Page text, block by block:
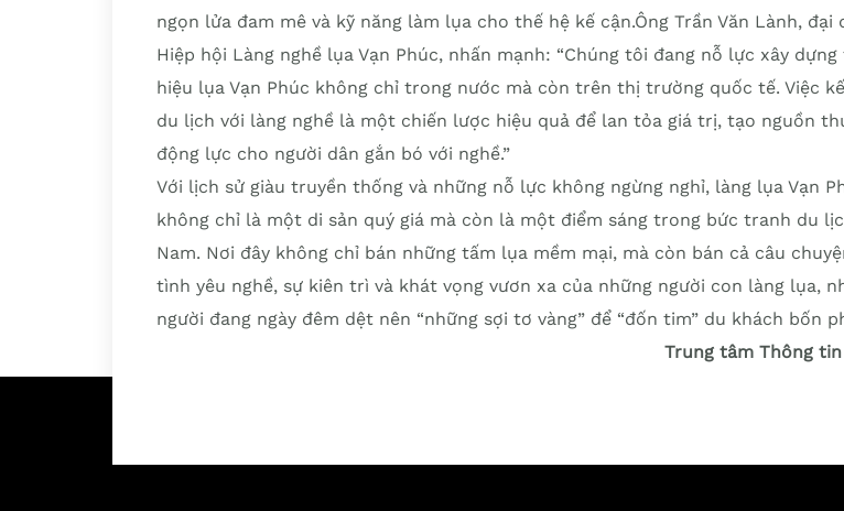
ngọn lửa đam mê và kỹ năng làm lụa cho thế hệ kế cận.Ông Trần Văn Lành, đại
Hiệp hội Làng nghề lụa Vạn Phúc, nhấn mạnh: “Chúng tôi đang nỗ lực xây
hiệu lụa Vạn Phúc không chỉ trong nước mà còn trên thị trường quốc tế. Việc
du lịch với làng nghề là một chiến lược hiệu quả để lan tỏa giá trị, tạo nguồn
động lực cho người dân gắn bó với nghề.”
Với lịch sử giàu truyền thống và những nỗ lực không ngừng nghỉ, làng lụa Vạn
không chỉ là một di sản quý giá mà còn là một điểm sáng trong bức tranh du
Nam. Nơi đây không chỉ bán những tấm lụa mềm mại, mà còn bán cả câu
tình yêu nghề, sự kiên trì và khát vọng vươn xa của những người con làng lụa,
người đang ngày đêm dệt nên “những sợi tơ vàng” để “đốn tim” du khách bốn
Trung tâm Thông